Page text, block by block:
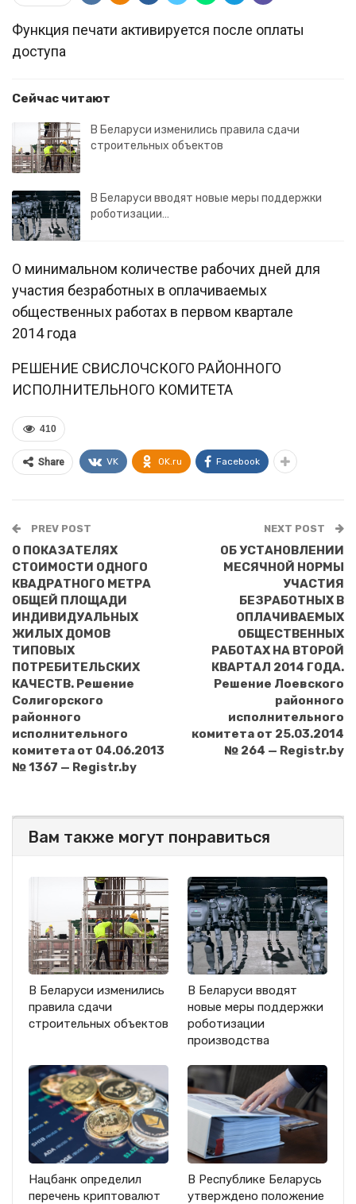
Функция печати активируется после оплаты
доступа
Сейчас читают
В Беларуси изменились правила сдачи
строительных объектов
В Беларуси вводят новые меры поддержки
роботизации…
О минимальном количестве рабочих дней для
участия безработных в оплачиваемых
общественных работах в первом квартале
2014 года
РЕШЕНИЕ СВИСЛОЧСКОГО РАЙОННОГО
ИСПОЛНИТЕЛЬНОГО КОМИТЕТА
410
Share VK OK.ru Facebook
PREV POST
О ПОКАЗАТЕЛЯХ
СТОИМОСТИ ОДНОГО
КВАДРАТНОГО МЕТРА
ОБЩЕЙ ПЛОЩАДИ
ИНДИВИДУАЛЬНЫХ
ЖИЛЫХ ДОМОВ
ТИПОВЫХ
ПОТРЕБИТЕЛЬСКИХ
КАЧЕСТВ. Решение
Солигорского
районного
исполнительного
комитета от 04.06.2013
№ 1367 — Registr.by
NEXT POST
ОБ УСТАНОВЛЕНИИ
МЕСЯЧНОЙ НОРМЫ
УЧАСТИЯ
БЕЗРАБОТНЫХ В
ОПЛАЧИВАЕМЫХ
ОБЩЕСТВЕННЫХ
РАБОТАХ НА ВТОРОЙ
КВАРТАЛ 2014 ГОДА.
Решение Лоевского
районного
исполнительного
комитета от 25.03.2014
№ 264 — Registr.by
Вам также могут понравиться
В Беларуси изменились
правила сдачи
строительных объектов
В Беларуси вводят
новые меры поддержки
роботизации
производства
Нацбанк определил
перечень криптовалют
В Республике Беларусь
утверждено положение